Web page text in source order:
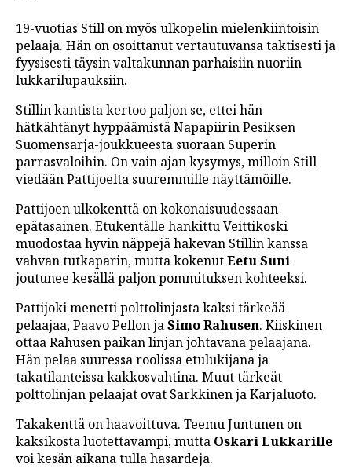
19-vuotias Still on myös ulkopelin mielenkiintoisin
pelaaja. Hän on osoittanut vertautuvansa taktisesti ja
fyysisesti täysin valtakunnan parhaisiin nuoriin
lukkarilupauksiin.
Stillin kantista kertoo paljon se, ettei hän
hätkähtänyt hyppäämistä Napapiirin Pesiksen
Suomensarja-joukkueesta suoraan Superin
parrasvaloihin. On vain ajan kysymys, milloin Still
viedään Pattijoelta suuremmille näyttämöille.
Pattijoen ulkokenttä on kokonaisuudessaan
epätasainen. Etukentälle hankittu Veittikoski
muodostaa hyvin näppejä hakevan Stillin kanssa
vahvan tutkaparin, mutta kokenutEetu Suni
joutunee kesällä paljon pommituksen kohteeksi.
Pattijoki menetti polttolinjasta kaksi tärkeää
pelaajaa, Paavo Pellon jaSimo Rahusen. Kiiskinen
ottaa Rahusen paikan linjan johtavana pelaajana.
Hän pelaa suuressa roolissa etulukijana ja
takatilanteissa kakkosvahtina. Muut tärkeät
polttolinjan pelaajat ovat Sarkkinen ja Karjaluoto.
Takakenttä on haavoittuva. Teemu Juntunen on
kaksikosta luotettavampi, mutta Oskari Lukkarille
voi kesän aikana tulla hasardeja.